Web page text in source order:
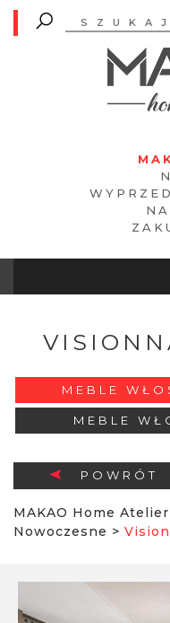
MEBLE
MEBLE
POWRÓT
MAKAO Home Atelier
Nowoczesne >